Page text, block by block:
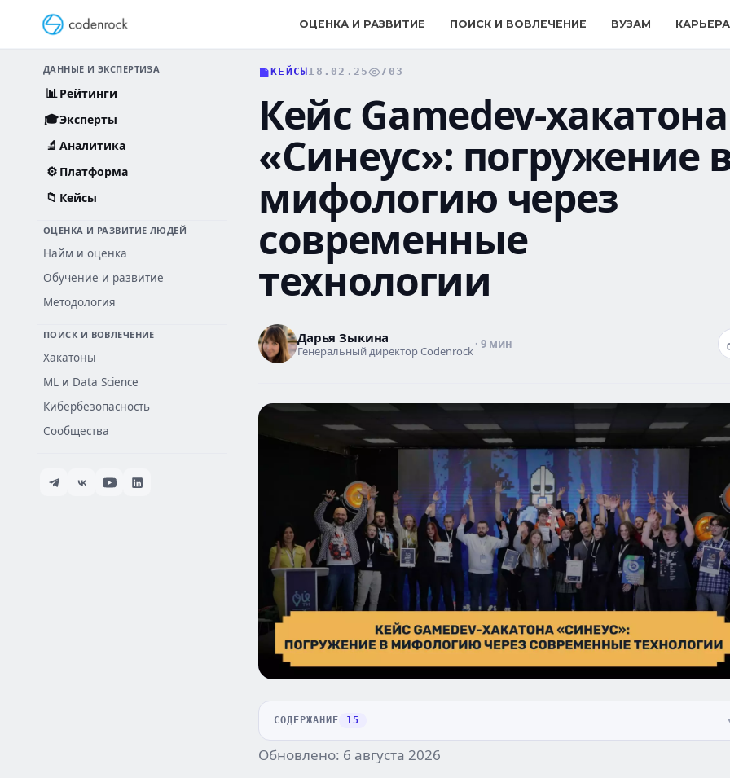
содержанию
ОЦЕНКА И РАЗВИТИЕ ПОИСК И ВОВЛЕЧЕНИЕ ВУЗАМ КАРЬЕРА
ДАННЫЕ И ЭКСПЕРТИЗА
📊Рейтинги
🎓Эксперты
🔬 Аналитика
⚙️ Платформа
📁 Кейсы
ОЦЕНКА И РАЗВИТИЕ ЛЮДЕЙ
Найм и оценка
Обучение и развитие
Методология
ПОИСК И ВОВЛЕЧЕНИЕ
Хакатоны
ML и Data Science
Кибербезопасность
Сообщества
КЕЙСЫ18.02.25 703
Кейс Gamedev-хакатона
«Синеус»: погружение
мифологию через
современные
технологии
Дарья Зыкина
Генеральный директор Codenrock· 9 мин
СОДЕРЖАНИЕ 15
Обновлено: 6 августа 2026